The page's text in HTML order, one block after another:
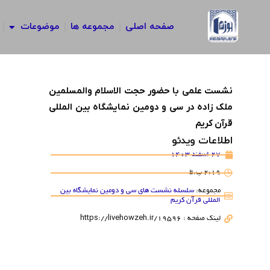
صفحه اصلی مجموعه ها موضوعات
نشست علمی با حضور حجت الاسلام والمسلمین
ملک زاده در سی و دومین نمایشگاه بین المللی
قرآن کریم
اطلاعات ویدئو
27 اسفند 1403
2:19 ب.ظ
مجموعه: سلسله نشست های سی و دومین نمایشگاه بین
المللی قرآن کریم
لینک صفحه : https://livehowzeh.ir/19596